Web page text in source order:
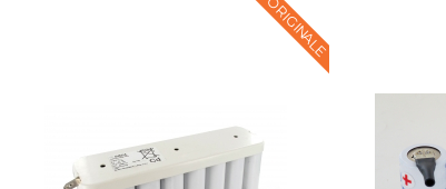
ORIGINALE